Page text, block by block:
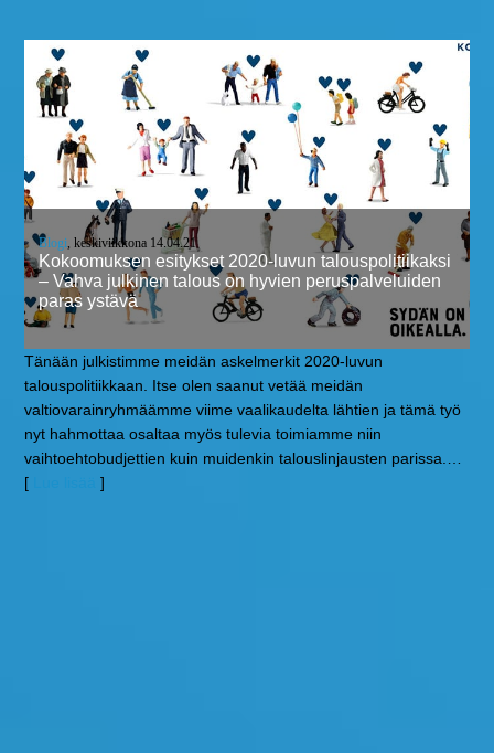
Blogi, keskiviikkona 14.04.21
Kokoomuksen esitykset 2020-luvun talouspolitiikaksi
– Vahva julkinen talous on hyvien peruspalveluiden
paras ystävä
Tänään julkistimme meidän askelmerkit 2020-luvun
talouspolitiikkaan. Itse olen saanut vetää meidän
valtiovarainryhmäämme viime vaalikaudelta lähtien ja tämä työ
nyt hahmottaa osaltaa myös tulevia toimiamme niin
vaihtoehtobudjettien kuin muidenkin talouslinjausten parissa.
[
]